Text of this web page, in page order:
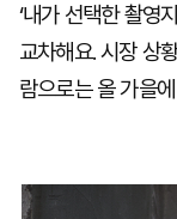
‘내가 선택한 촬영
교차해요. 시장 상
람으로는 올 가을